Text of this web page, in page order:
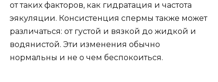
от таких факторов, как гидратация и частота
эякуляции. Консистенция спермы также может
различаться: от густой и вязкой до жидкой и
водянистой. Эти изменения обычно
нормальны и не о чем беспокоиться.